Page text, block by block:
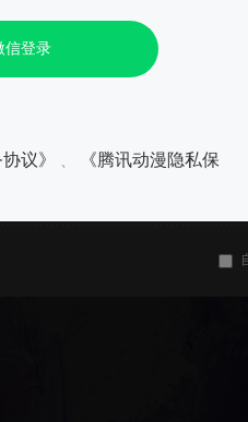
信登录
议》
《腾讯动漫隐私保